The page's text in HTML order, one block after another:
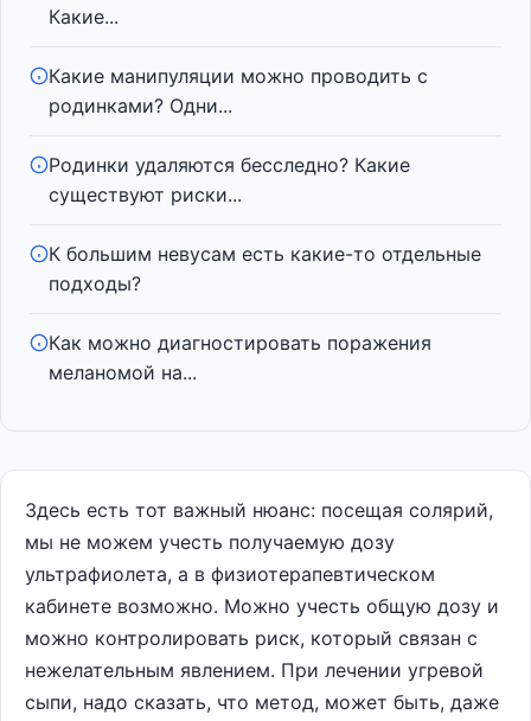
Какие...
Какие манипуляции можно проводить с
родинками? Одни...
Родинки удаляются бесследно? Какие
существуют риски...
К большим невусам есть какие-то отдельные
подходы?
Как можно диагностировать поражения
меланомой на...
Здесь есть тот важный нюанс: посещая солярий,
мы не можем учесть получаемую дозу
ультрафиолета, а в физиотерапевтическом
кабинете возможно. Можно учесть общую дозу и
можно контролировать риск, который связан с
нежелательным явлением. При лечении угревой
сыпи, надо сказать, что метод, может быть, даже